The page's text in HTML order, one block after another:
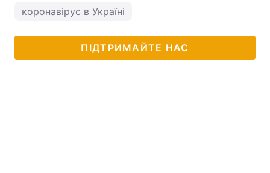
коронавірус в Україні
ПІДТРИМАЙТЕ НАС